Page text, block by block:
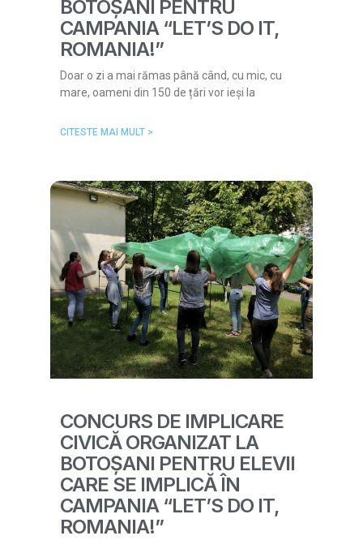
BOTOȘANI PENTRU
CAMPANIA “LET’S DO IT,
ROMANIA!”
Doar o zi a mai rămas până când, cu mic, cu
mare, oameni din 150 de țări vor ieși la
CITESTE MAI MULT >
CONCURS DE IMPLICARE
CIVICĂ ORGANIZAT LA
BOTOȘANI PENTRU ELEVII
CARE SE IMPLICĂ ÎN
CAMPANIA “LET’S DO IT,
ROMANIA!”